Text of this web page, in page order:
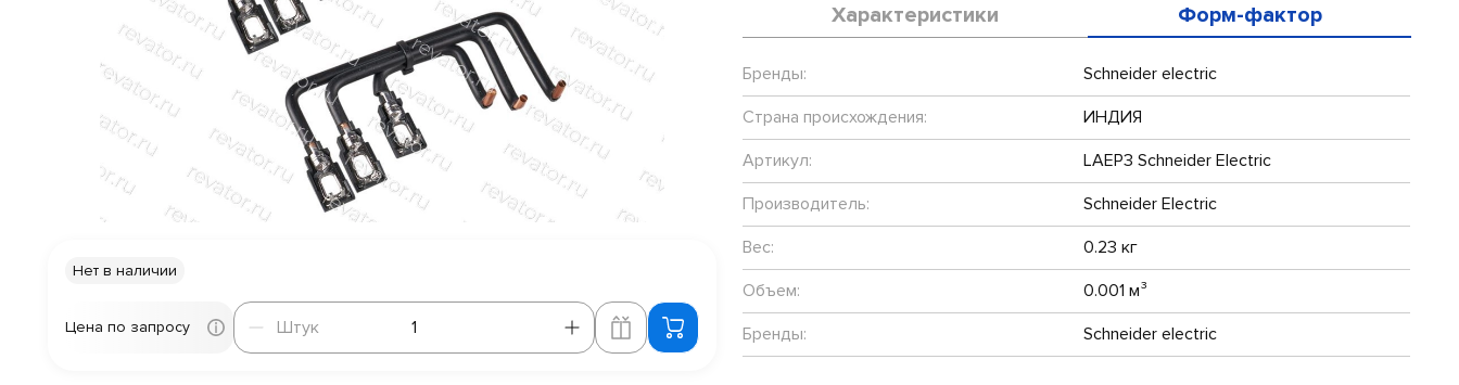
Нет в наличии
Цена по запросу
Штук
Штук
Характеристики Форм-фактор
Бренды:
Schneider electric
Страна происхождения:
ИНДИЯ
Артикул:
LAEP3 Schneider Electric
Производитель:
Schneider Electric
Вес:
0.23 кг
Объем:
0.001 м³
Бренды:
Schneider electric